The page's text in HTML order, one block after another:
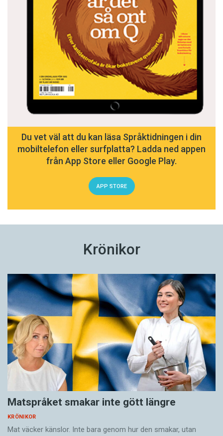
Du vet väl att du kan läsa Språktidningen i din
mobiltelefon eller surfplatta? Ladda ned appen
från App Store eller Google Play.
APP STORE
Krönikor
Matspråket smakar inte gött längre
KRÖNIKOR
Mat väcker känslor. Inte bara genom hur den smakar, utan